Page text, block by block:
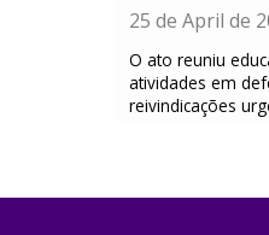
25 de April de
O ato reuniu
atividades em
reivindicações